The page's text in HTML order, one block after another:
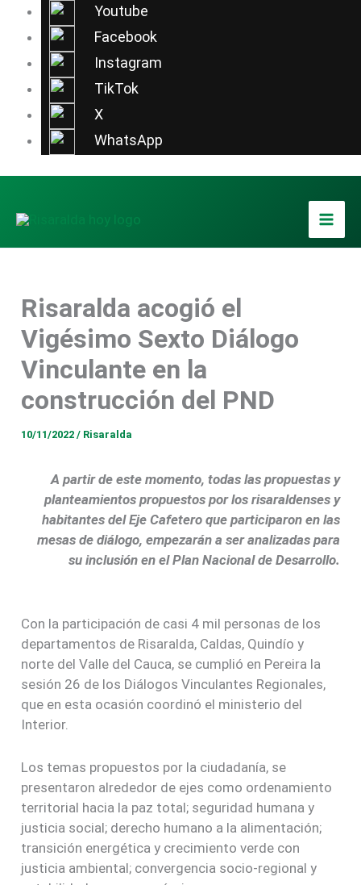
Youtube
Facebook
Instagram
TikTok
X
WhatsApp
contenido
Risaralda acogió el
Vigésimo Sexto Diálogo
Vinculante en la
construcción del PND
10/11/2022/ Risaralda
A partir de este momento, todas las propuestas y
planteamientos propuestos por los risaraldenses y
habitantes del Eje Cafetero que participaron en las
mesas de diálogo, empezarán a ser analizadas para
su inclusión en el Plan Nacional de Desarrollo.
Con la participación de casi 4 mil personas de los
departamentos de Risaralda, Caldas, Quindío y
norte del Valle del Cauca, se cumplió en Pereira la
sesión 26 de los Diálogos Vinculantes Regionales,
que en esta ocasión coordinó el ministerio del
Interior.
Los temas propuestos por la ciudadanía, se
presentaron alrededor de ejes como ordenamiento
territorial hacia la paz total; seguridad humana y
justicia social; derecho humano a la alimentación;
transición energética y crecimiento verde con
justicia ambiental; convergencia socio-regional y